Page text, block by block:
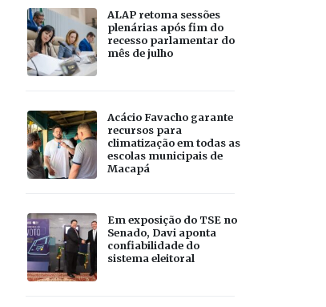
ALAP retoma sessões
plenárias após fim do
recesso parlamentar do
mês de julho
Acácio Favacho garante
recursos para
climatização em todas as
escolas municipais de
Macapá
Em exposição do TSE no
Senado, Davi aponta
confiabilidade do
sistema eleitoral